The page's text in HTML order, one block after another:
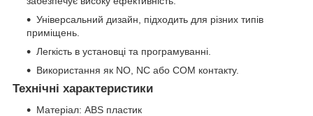
Універсальний дизайн, підходить для різних типів
приміщень.
Легкість в установці та програмуванні.
Використання як NO, NC або COM контакту.
Технічні характеристики
Матеріал: ABS пластик